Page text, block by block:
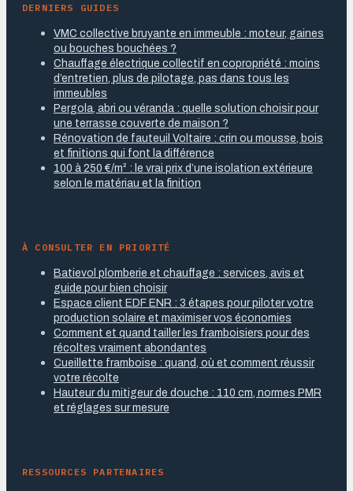
DERNIERS GUIDES
VMC collective bruyante en immeuble : moteur, gaines
ou bouches bouchées ?
Chauffage électrique collectif en copropriété : moins
d’entretien, plus de pilotage, pas dans tous les
immeubles
Pergola, abri ou véranda : quelle solution choisir pour
une terrasse couverte de maison ?
Rénovation de fauteuil Voltaire : crin ou mousse, bois
et finitions qui font la différence
100 à 250 €/m² : le vrai prix d’une isolation extérieure
selon le matériau et la finition
À CONSULTER EN PRIORITÉ
Batievol plomberie et chauffage : services, avis et
guide pour bien choisir
Espace client EDF ENR : 3 étapes pour piloter votre
production solaire et maximiser vos économies
Comment et quand tailler les framboisiers pour des
récoltes vraiment abondantes
Cueillette framboise : quand, où et comment réussir
votre récolte
Hauteur du mitigeur de douche : 110 cm, normes PMR
et réglages sur mesure
RESSOURCES PARTENAIRES